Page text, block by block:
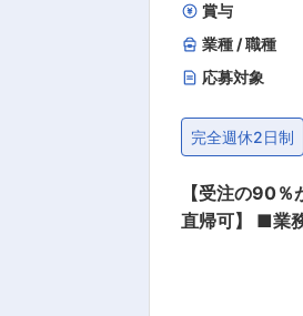
賞与
業種 / 職種
応募対象
完全週休2日制
【受注の90
直帰可】 ■業務内容： インフラ（道路、橋梁、砂防、河川など）工事の責任者として現場を指揮監督し工事全体を管理します。 ・現場施工管
現場はもちろん、社内後
が基本です